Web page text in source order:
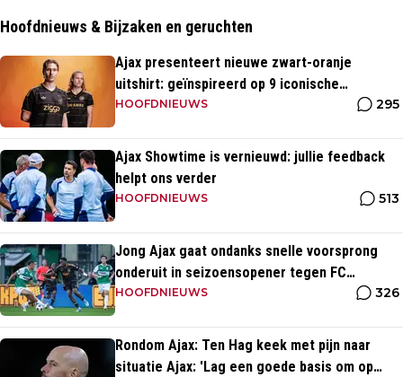
Hoofdnieuws & Bijzaken en geruchten
Ajax presenteert nieuwe zwart-oranje
uitshirt: geïnspireerd op 9 iconische
momenten uit clubhistorie
HOOFDNIEUWS 295
Ajax Showtime is vernieuwd: jullie feedback
helpt ons verder
HOOFDNIEUWS 513
Jong Ajax gaat ondanks snelle voorsprong
onderuit in seizoensopener tegen FC
Dordrecht
HOOFDNIEUWS 326
Rondom Ajax: Ten Hag keek met pijn naar
situatie Ajax: 'Lag een goede basis om op